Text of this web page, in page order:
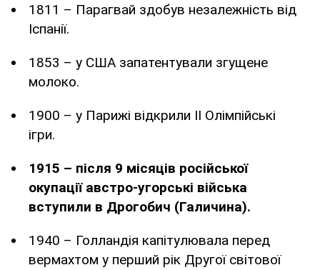
1811 – Парагвай здобув незалежність від
Іспанії.
1853 – у США запатентували згущене
молоко.
1900 – у Парижі відкрили II Олімпійські
ігри.
1915 – після 9 місяців російської
окупації австро-угорські війська
вступили в Дрогобич (Галичина).
1940 – Голландія капітулювала перед
вермахтом у перший рік Другої світової